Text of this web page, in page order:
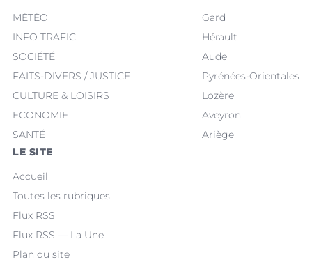
MÉTÉO
INFO TRAFIC
SOCIÉTÉ
FAITS-DIVERS / JUSTICE
CULTURE & LOISIRS
ECONOMIE
SANTÉ
Gard
Hérault
Aude
Pyrénées-Orientales
Lozère
Aveyron
Ariège
LE SITE
Accueil
Toutes les rubriques
Flux RSS
Flux RSS — La Une
Plan du site